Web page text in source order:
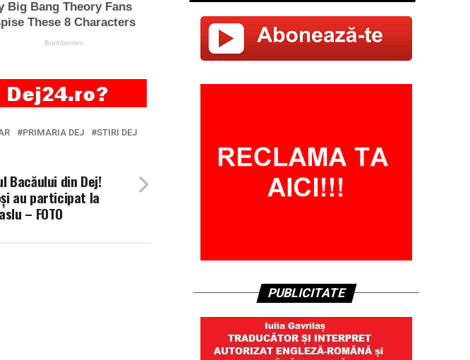
PRIMARIA DEJ STIRI DEJ
Bacăului din Dej!
au participat la
– FOTO
PUBLICITATE